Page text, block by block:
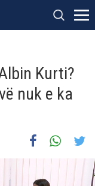
Kurti?
nuk e ka